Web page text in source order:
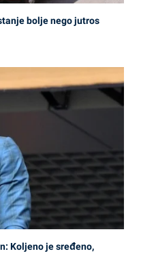
bolje nego jutros
Koljeno je sređeno,